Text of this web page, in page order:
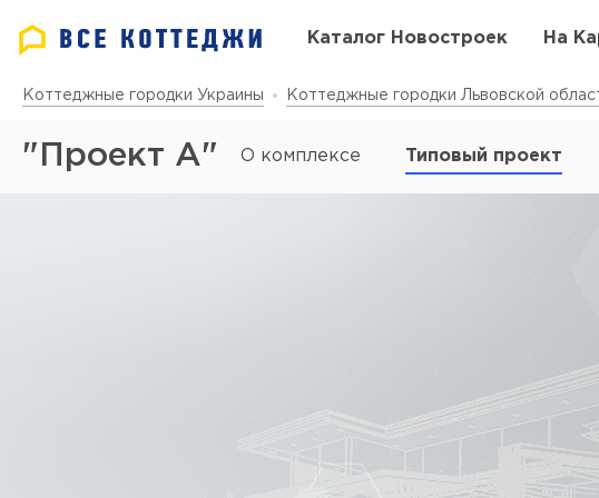
Каталог Новостроек На
Коттеджные городки Украины Коттеджные городки Львовской
"Проект А" О комплексе Типовый проект